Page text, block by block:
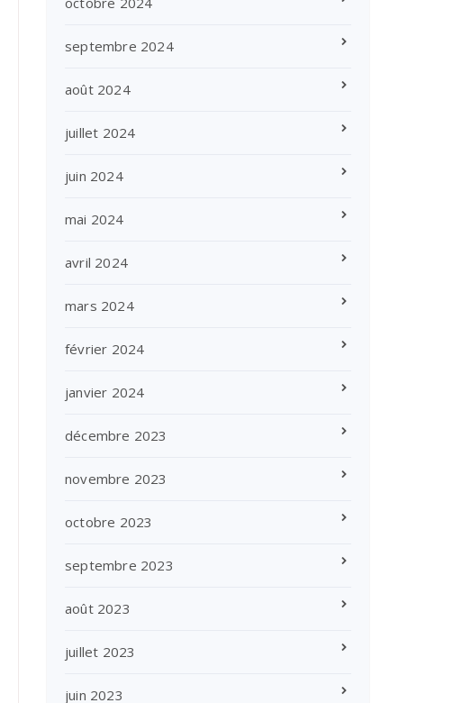
septembre 2024
août 2024
juillet 2024
juin 2024
mai 2024
avril 2024
mars 2024
février 2024
janvier 2024
décembre 2023
novembre 2023
octobre 2023
septembre 2023
août 2023
juillet 2023
juin 2023